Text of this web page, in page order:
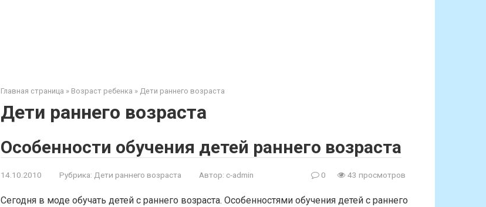
Главная страница » Возраст ребенка » Дети раннего возраста
Дети раннего возраста
Особенности обучения детей раннего возраста
14.10.2010 Рубрика: Дети раннего возраста Автор: c-admin 0 43 просмотров
Сегодня в моде обучать детей с раннего возраста. Особенностями обучения детей с раннего